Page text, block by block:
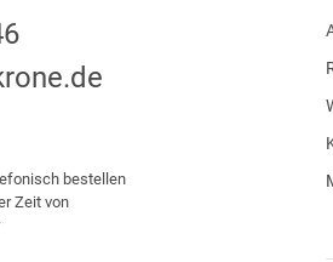
bestellen
Zeit von